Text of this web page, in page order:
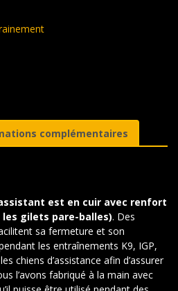
complémentaires
est en cuir avec renfort
gilets pare-balles). Des
sa fermeture et son
les entraînements K9, IGP,
chiens d’assistance afin d’assurer
l’avons fabriqué à la main avec